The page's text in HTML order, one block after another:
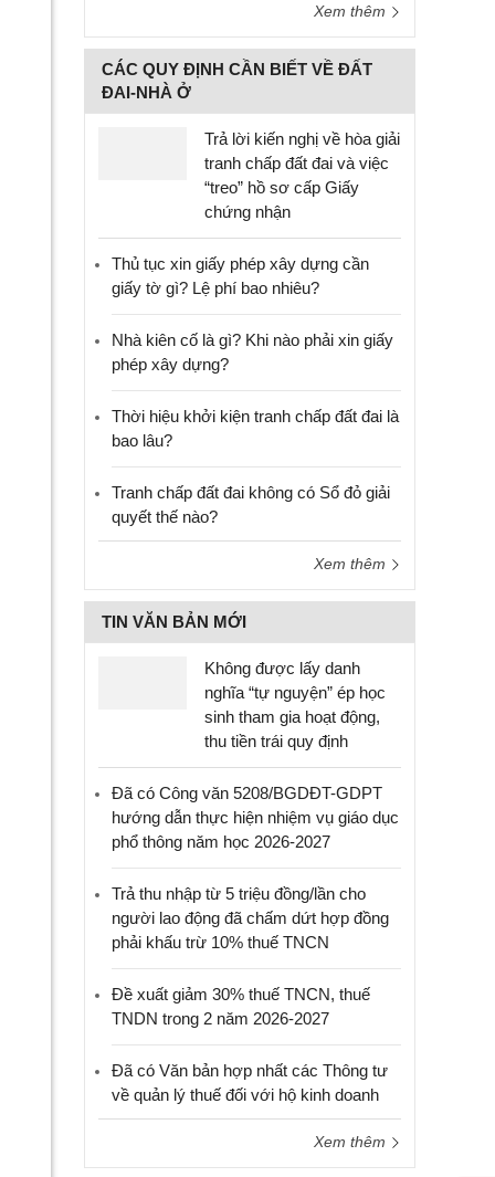
Xem thêm
CÁC QUY ĐỊNH CẦN BIẾT VỀ ĐẤT
ĐAI-NHÀ Ở
Trả lời kiến nghị về hòa giải
tranh chấp đất đai và việc
“treo” hồ sơ cấp Giấy
chứng nhận
Thủ tục xin giấy phép xây dựng cần
giấy tờ gì? Lệ phí bao nhiêu?
Nhà kiên cố là gì? Khi nào phải xin giấy
phép xây dựng?
Thời hiệu khởi kiện tranh chấp đất đai là
bao lâu?
Tranh chấp đất đai không có Sổ đỏ giải
quyết thế nào?
Xem thêm
TIN VĂN BẢN MỚI
Không được lấy danh
nghĩa “tự nguyện” ép học
sinh tham gia hoạt động,
thu tiền trái quy định
Đã có Công văn 5208/BGDĐT-GDPT
hướng dẫn thực hiện nhiệm vụ giáo dục
phổ thông năm học 2026-2027
Trả thu nhập từ 5 triệu đồng/lần cho
người lao động đã chấm dứt hợp đồng
phải khấu trừ 10% thuế TNCN
Đề xuất giảm 30% thuế TNCN, thuế
TNDN trong 2 năm 2026-2027
Đã có Văn bản hợp nhất các Thông tư
về quản lý thuế đối với hộ kinh doanh
Xem thêm